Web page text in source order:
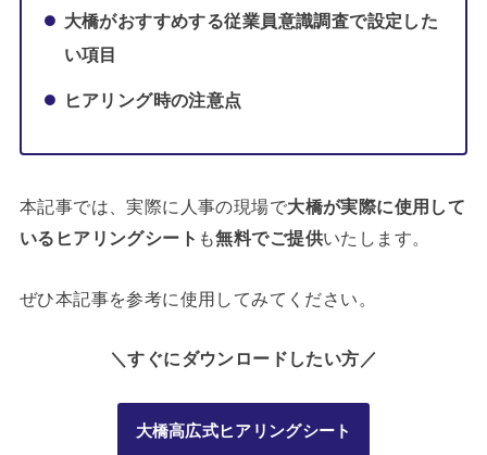
大橋がおすすめする従業員意識調査で設定した
い項目
ヒアリング時の注意点
本記事では、実際に人事の現場で大橋が実際に使用して
いるヒアリングシート も無料でご提供いたします。
ぜひ本記事を参考に使用してみてください。
＼すぐにダウンロードしたい方／
大橋高広式ヒアリングシート